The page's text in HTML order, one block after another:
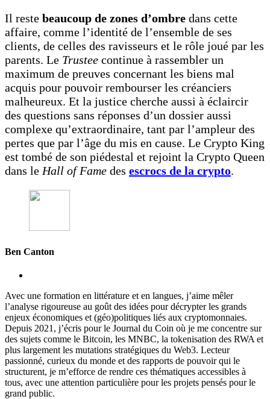
Il reste beaucoup de zones d’ombre dans cette
affaire, comme l’identité de l’ensemble de ses
clients, de celles des ravisseurs et le rôle joué par les
parents. Le Trustee continue à rassembler un
maximum de preuves concernant les biens mal
acquis pour pouvoir rembourser les créanciers
malheureux. Et la justice cherche aussi à éclaircir
des questions sans réponses d’un dossier aussi
complexe qu’extraordinaire, tant par l’ampleur des
pertes que par l’âge du mis en cause. Le Crypto King
est tombé de son piédestal et rejoint la Crypto Queen
dans le Hall of Fame des escrocs de la crypto.
Ben Canton
Avec une formation en littérature et en langues, j’aime mêler
l’analyse rigoureuse au goût des idées pour décrypter les grands
enjeux économiques et (géo)politiques liés aux cryptomonnaies.
Depuis 2021, j’écris pour le Journal du Coin où je me concentre sur
des sujets comme le Bitcoin, les MNBC, la tokenisation des RWA et
plus largement les mutations stratégiques du Web3. Lecteur
passionné, curieux du monde et des rapports de pouvoir qui le
structurent, je m’efforce de rendre ces thématiques accessibles à
tous, avec une attention particulière pour les projets pensés pour le
grand public.